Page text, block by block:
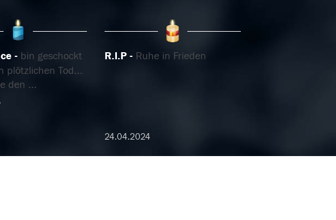
bin geschockt
plötzlichen Tod...
den ...
R.I.P Ruhe in Frieden
24.04.2024